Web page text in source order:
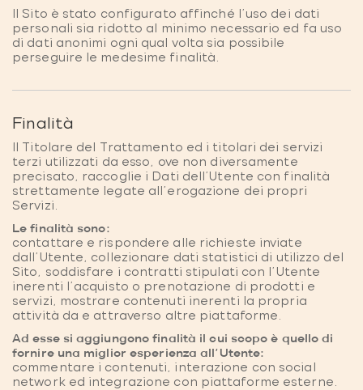
Il Sito è stato configurato affinché l'uso dei dati
personali sia ridotto al minimo necessario ed fa uso
di dati anonimi ogni qual volta sia possibile
perseguire le medesime finalità.
Finalità
Il Titolare del Trattamento ed i titolari dei servizi
terzi utilizzati da esso, ove non diversamente
precisato, raccoglie i Dati dell’Utente con finalità
strettamente legate all'erogazione dei propri
Servizi.
Le finalità sono:
contattare e rispondere alle richieste inviate
dall'Utente, collezionare dati statistici di utilizzo del
Sito, soddisfare i contratti stipulati con l’Utente
inerenti l’acquisto o prenotazione di prodotti e
servizi, mostrare contenuti inerenti la propria
attività da e attraverso altre piattaforme.
Ad esse si aggiungono finalità il cui scopo è quello di
fornire una miglior esperienza all’Utente:
commentare i contenuti, interazione con social
network ed integrazione con piattaforme esterne.